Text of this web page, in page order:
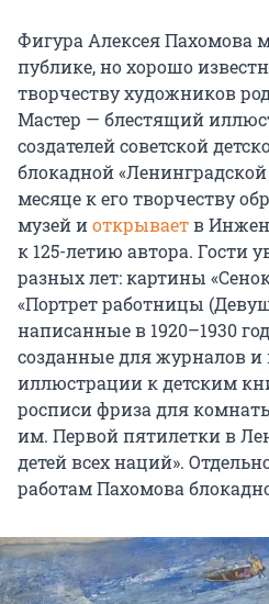
Фигура Алексея Пахомова
публике, но хорошо
творчеству художников
Мастер — блестящий
создателей советской
блокадной
месяце к его творчеству
музей иоткрываетв
к 125-летию автора. Гости
разных лет: картины
«Портрет работницы
написанные в 1920–1930
созданные для журналов и
иллюстрации к детским
росписи фриза для
им. Первойпятилетки в
детей всех наций».
работам Пахомова